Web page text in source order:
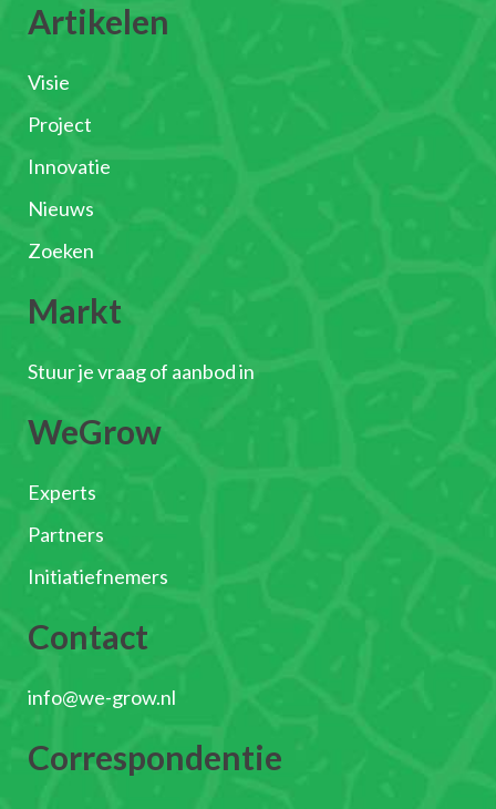
Artikelen
Visie
Project
Innovatie
Nieuws
Zoeken
Markt
Stuur je vraag of aanbod in
WeGrow
Experts
Partners
Initiatiefnemers
Contact
info@we-grow.nl
Correspondentie